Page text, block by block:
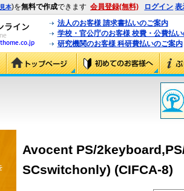
見本)を無料で作成できます 会員登録(無料) ログイン 表
法人のお客様 請求書払いのご案内
学校・官公庁のお客様 校費・公費払
研究機関のお客様 科研費払いのご案内
Avocent PS/
SCswitchonly) (CIFCA-8)